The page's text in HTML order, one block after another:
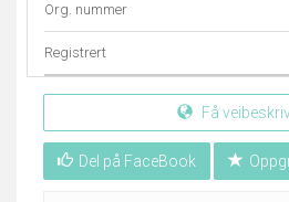
Org. nummer
Registrert
Få
Del på FaceBook